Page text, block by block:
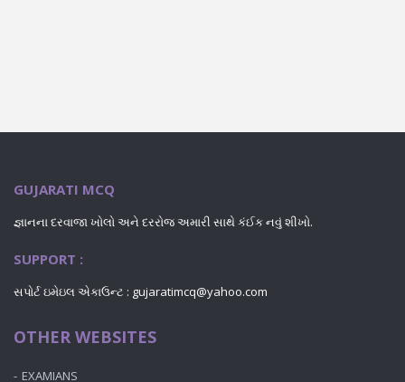
GUJARATI MCQ
જ્ઞાનના દરવાજા ખોલો અને દરરોજ અમારી સાથે કંઈક નવું શીખો.
SUPPORT :
સપોર્ટ ઇમેઇલ એકાઉન્ટ : gujaratimcq@yahoo.com
OTHER WEBSITES
EXAMIANS